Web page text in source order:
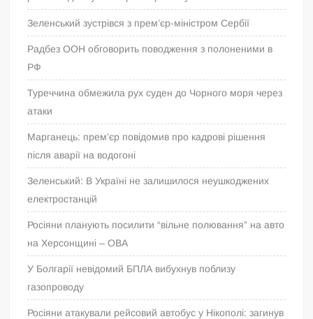
Зеленський зустрівся з прем’єр-міністром Сербії
Радбез ООН обговорить поводження з полоненими в
РФ
Туреччина обмежила рух суден до Чорного моря через
атаки
Марганець: прем’єр повідомив про кадрові рішення
після аварії на водогоні
Зеленський: В Україні не залишилося неушкоджених
електростанцій
Росіяни планують посилити “вільне полювання” на авто
на Херсонщині – ОВА
У Болгарії невідомий БПЛА вибухнув поблизу
газопроводу
Росіяни атакували рейсовий автобус у Нікополі: загинув